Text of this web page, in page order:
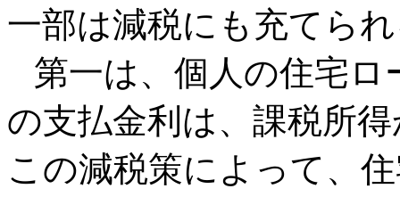
一部は減税にも充てら
第一は、個人の住宅ロ
の支払金利は、課税所
この減税策によって、